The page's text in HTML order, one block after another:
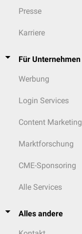
Presse
Karriere
Für Unternehmen
Werbung
Login Services
Content Marketing
Marktforschung
CME-Sponsoring
Alle Services
Alles andere